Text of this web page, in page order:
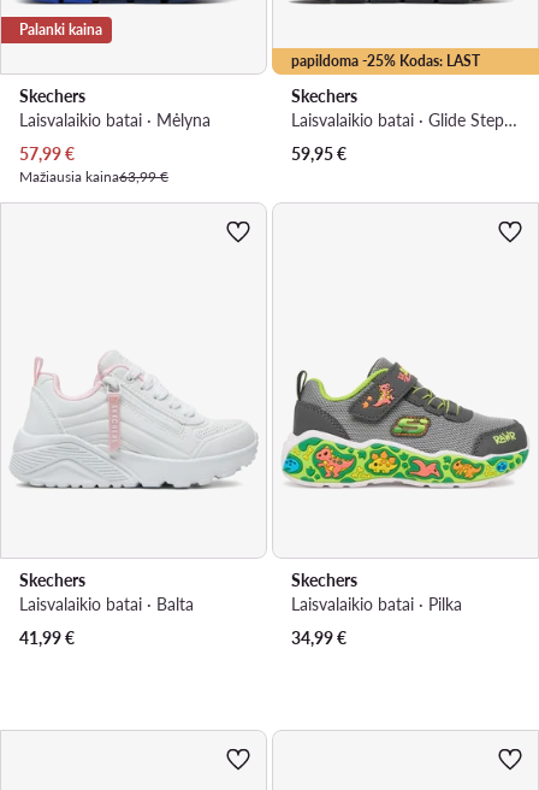
Palanki kaina
Skechers
Laisvalaikio batai · Mėlyna
Dabartinė kaina
57,99€
Mažiausia kaina63,99 €
papildoma -25% Kodas: LAST
Skechers
Laisvalaikio batai · Glide Step · Juoda
59,95€
Skechers
Laisvalaikio batai · Balta
41,99€
Skechers
Laisvalaikio batai · Pilka
34,99€